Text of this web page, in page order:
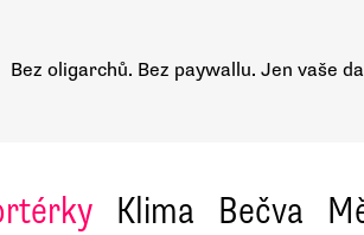
Bez oligarchů. Bez paywallu. Jen vaše
Klima Bečva